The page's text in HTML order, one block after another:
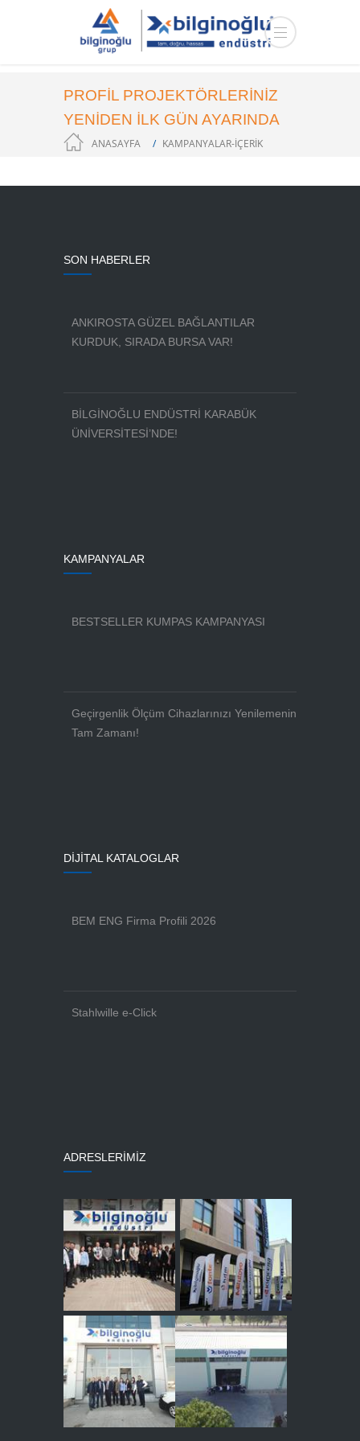
PROFİL PROJEKTÖRLERİNİZ
YENİDEN İLK GÜN AYARINDA
ANASAYFA KAMPANYALAR-IÇERIK
SON HABERLER
ANKIROSTA GÜZEL BAĞLANTILAR
KURDUK, SIRADA BURSA VAR!
BİLGİNOĞLU ENDÜSTRİ KARABÜK
ÜNİVERSİTESİ’NDE!
KAMPANYALAR
BESTSELLER KUMPAS KAMPANYASI
Geçirgenlik Ölçüm Cihazlarınızı Yenilemenin
Tam Zamanı!
DİJİTAL KATALOGLAR
BEM ENG Firma Profili 2026
Stahlwille e-Click
ADRESLERİMİZ